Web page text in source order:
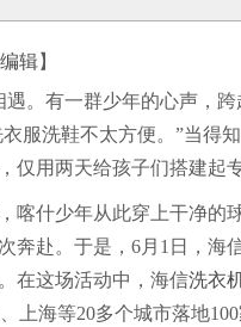
编辑】
有一群少年的心声，跨
服洗鞋不太方便。”当得
仅用两天给孩子们搭建起
什少年从此穿上干净的
奔赴。于是，6月1日，海
在这场活动中，海信洗衣
上海等20多个城市落地